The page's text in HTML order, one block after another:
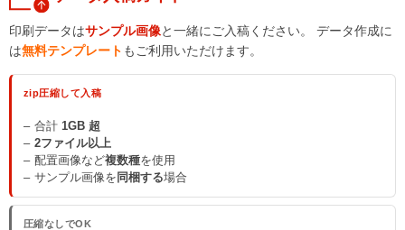
印刷データはサンプル画像と一緒にご入稿ください。 データ作成に
は無料テンプレート もご利用いただけます。
zip圧縮して入稿
合計 1GB 超
2ファイル以上
配置画像など複数種を使用
サンプル画像を 同梱する場合
圧縮なしでOK